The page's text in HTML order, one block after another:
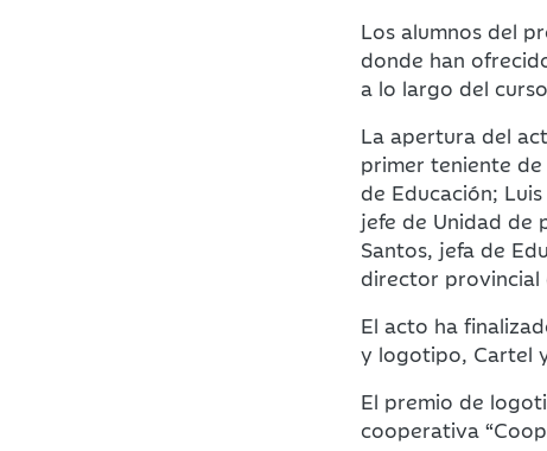
Los alumnos del
donde han
a lo largo del
La apertura del
primer teniente de
de Educación;
jefe de Unidad de
Santos, jefa de
director provincial
El acto ha
y logotipo, Cartel
El premio de
cooperativa